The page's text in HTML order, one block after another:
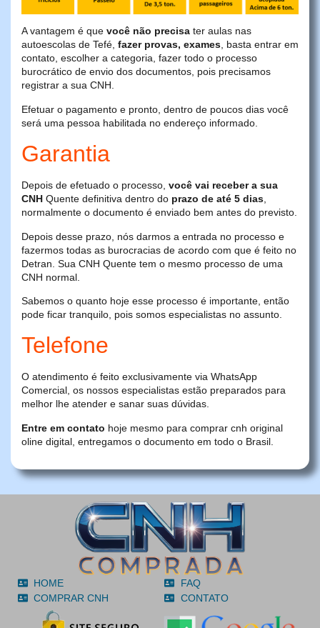
A vantagem é que você não precisa ter aulas nas
autoescolas de Tefé, fazer provas, exames, basta entrar em
contato, escolher a categoria, fazer todo o processo
burocrático de envio dos documentos, pois precisamos
registrar a sua CNH.
Efetuar o pagamento e pronto, dentro de poucos dias você
será uma pessoa habilitada no endereço informado.
Garantia
Depois de efetuado o processo, você vai receber a sua
CNH Quente definitiva dentro do prazo de até 5 dias,
normalmente o documento é enviado bem antes do previsto.
Depois desse prazo, nós darmos a entrada no processo e
fazermos todas as burocracias de acordo com que é feito no
Detran. Sua CNH Quente tem o mesmo processo de uma
CNH normal.
Sabemos o quanto hoje esse processo é importante, então
pode ficar tranquilo, pois somos especialistas no assunto.
Telefone
O atendimento é feito exclusivamente via WhatsApp
Comercial, os nossos especialistas estão preparados para
melhor lhe atender e sanar suas dúvidas.
Entre em contato hoje mesmo para comprar cnh original
oline digital, entregamos o documento em todo o Brasil.
HOME
COMPRAR CNH
FAQ
CONTATO